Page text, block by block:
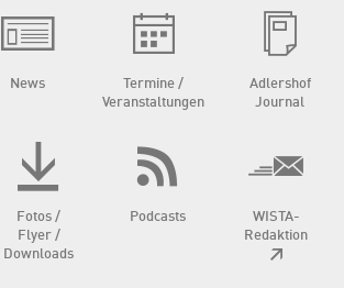
News
Termine /
Veranstaltungen
Adlershof
Journal
Fotos /
Flyer /
Downloads
Podcasts
WISTA-
Redaktion